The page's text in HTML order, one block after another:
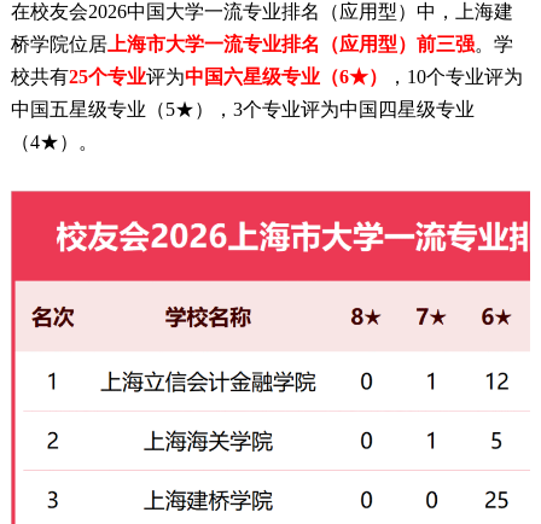
在校友会2026中国大学一流专业排名（应用型）中，上海建
桥学院位居上海市大学一流专业排名（应用型）前三强。学
校共有25个专业评为中国六星级专业（6★）
，10个专业评为
中国五星级专业（5★），3个专业评为中国四星级专业
（4★）。